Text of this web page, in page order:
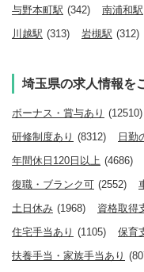
与野本町駅 (342) 南浦和駅
川越駅 (313) 岩槻駅 (312)
埼玉県の求人情報を
ボーナス・賞与あり (12510)
研修制度あり (8312) 日勤
年間休日120日以上 (4686)
復職・ブランク可 (2552)
土日休み (1968) 資格取得
住宅手当あり (1105) 保育
扶養手当・家族手当あり